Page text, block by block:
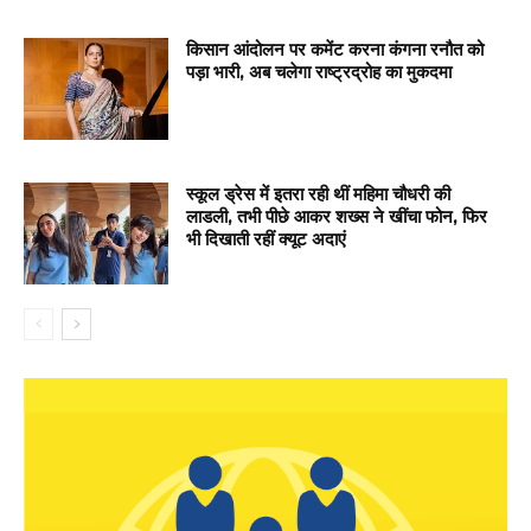
किसान आंदोलन पर कमेंट करना कंगना रनौत को
पड़ा भारी, अब चलेगा राष्ट्रद्रोह का मुकदमा
स्कूल ड्रेस में इतरा रही थीं महिमा चौधरी की
लाडली, तभी पीछे आकर शख्स ने खींचा फोन, फिर
भी दिखाती रहीं क्यूट अदाएं